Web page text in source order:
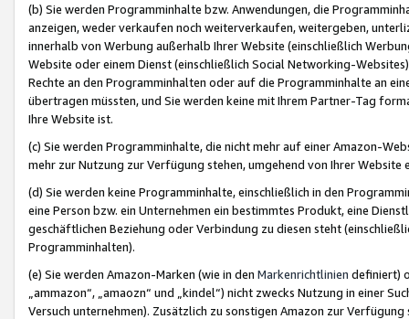
(b) Sie werden Programminhalte bzw. Anwendungen, die
anzeigen, weder verkaufen noch weiterverkaufen, weitergeben,
innerhalb von Werbung außerhalb Ihrer Website (einschließlich
Website oder einem Dienst (einschließlich Social Networking-
Rechte an den Programminhalten oder auf die Programminhalte an
übertragen müssten, und Sie werden keine mit Ihrem Partner-Tag
Ihre Website ist.
(c) Sie werden Programminhalte, die nicht mehr auf einer Amazon-
mehr zur Nutzung zur Verfügung stehen, umgehend von Ihrer
(d) Sie werden keine Programminhalte, einschließlich in den
eine Person bzw. ein Unternehmen ein bestimmtes Produkt, eine
geschäftlichen Beziehung oder Verbindung zu diesen steht
Programminhalten).
(e) Sie werden Amazon-Marken (wie in den Markenrichtlinien definiert)
„ammazon“, „amaozn“ und „kindel“) nicht zwecks Nutzung in einer
Versuch unternehmen). Zusätzlich zu sonstigen Amazon zur